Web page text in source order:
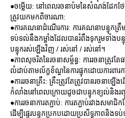
●ចម្លើយ: នៅពេលរចនាប៉មនៃសំណង់ដែកថែ
ត្រូវយកមកពិចារណា:
●ការគណនាដំណើរការ: ការគណនាបន្ទុកត្រឹម
ទប់ទល់នឹងកម្លាំងដែលបានរំពឹងទុករួមទាំងបន្
បន្ទុករស់ឡើងវិញ / រស់នៅ / រស់នៅ។
●ភាពសុចរិតនៃរចនាសម្ព័ន្ធ: ការរចនាត្រូវតែ
លំដាប់តាមល័ក្ខខ័ណ្ឌនៃការផ្ទុកដោយការពា
●ការរចនាគ្រឹះ: គ្រឹះត្រូវតែត្រូវបានរចនាឡ
កំលាំងនៅពេលក្រោយដូចជាបន្ទុកខ្យល់និងរ
●ការរចនាការតភ្ជាប់: ការតភ្ជាប់រវាងសមា
ដើម្បីផ្ទេរបន្ទុកប្រកបដោយប្រសិទ្ធភាពនិង